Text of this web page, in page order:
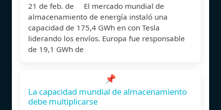
21 de feb. de El mercado mundial de
almacenamiento de energía instaló una
capacidad de 175,4 GWh en con Tesla
liderando los envíos. Europa fue responsable
de 19,1 GWh de
📌
La capacidad mundial de almacenamiento
debe multiplicarse